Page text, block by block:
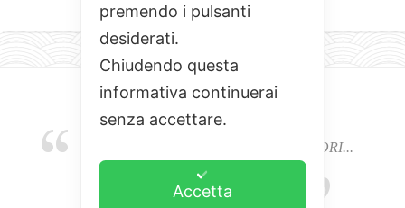
EMOZIONI, COLORI, ODORI E SAPORI...
L'ALCHIMIA DEL BUON CIBO
premendo i pulsanti
desiderati.
Chiudendo questa
informativa continuerai
senza accettare.
Accetta